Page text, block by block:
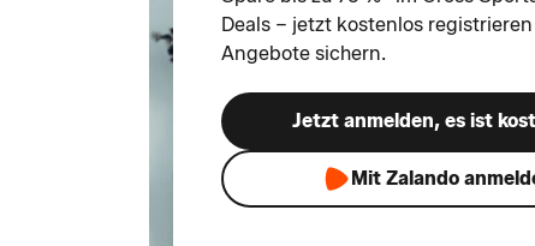
Deals – jetzt kostenlos
Angebote sichern.
Jetzt anmelden, es ist
Mit Zalando